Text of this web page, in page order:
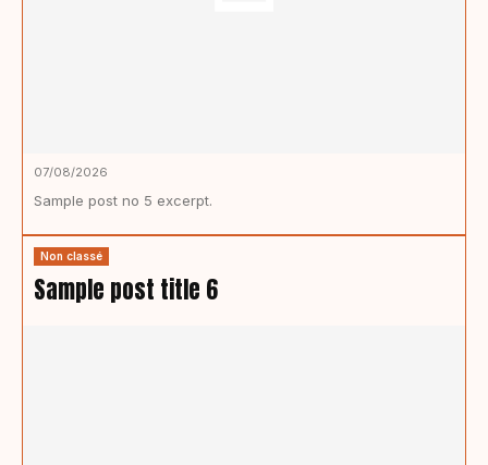
07/08/2026
Sample post no 5 excerpt.
Non classé
Sample post title 6